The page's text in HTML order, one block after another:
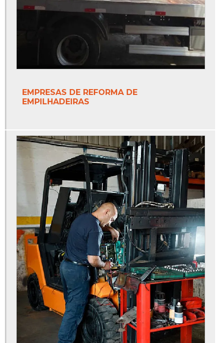
EMPRESAS DE REFORMA DE
EMPILHADEIRAS